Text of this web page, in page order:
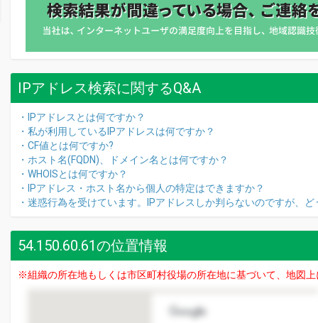
IPアドレス検索に関するQ&A
・IPアドレスとは何ですか？
・私が利用しているIPアドレスは何ですか？
・CF値とは何ですか?
・ホスト名(FQDN)、ドメイン名とは何ですか？
・WHOISとは何ですか？
・IPアドレス・ホスト名から個人の特定はできますか？
・迷惑行為を受けています。IPアドレスしか判らないのですが、
54.150.60.61の位置情報
※組織の所在地もしくは市区町村役場の所在地に基づいて、地図